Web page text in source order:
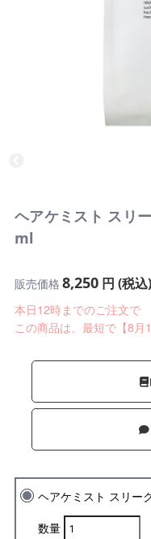
ヘアケミスト スリ
ml
販売価格 8,250円 (税込)
本日12時までのご注文で
この商品は、最短で【8月
ヘアケミスト スリー
数量